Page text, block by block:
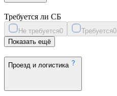
Требуется ли СБ
Не требуется0 Требуется0
Показать ещё
Проезд и логистика